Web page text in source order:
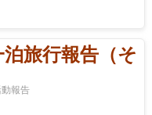
旅行報告（そ
報告